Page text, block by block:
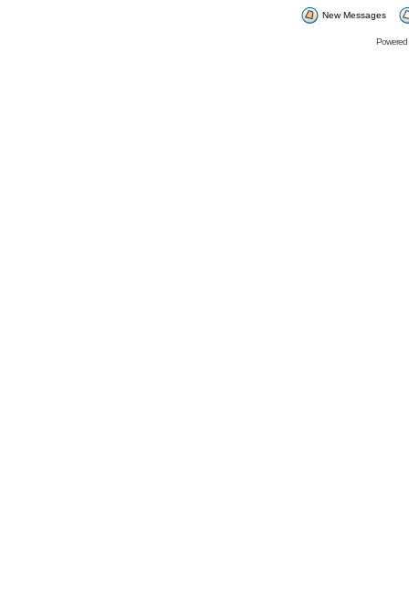
New Messages